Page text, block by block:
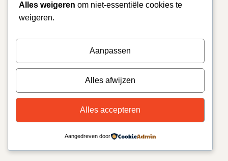
Alles weigeren om niet-essentiële cookies te
weigeren.
Aanpassen
Alles afwijzen
Alles accepteren
Aangedreven door